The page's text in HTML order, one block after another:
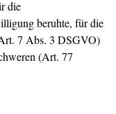
die
beruhte, für die
7 Abs. 3 DSGVO)
(Art. 77